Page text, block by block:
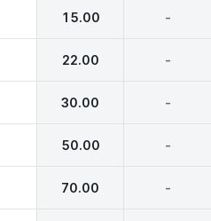
15.00 -
22.00 -
30.00 -
50.00 -
70.00 -